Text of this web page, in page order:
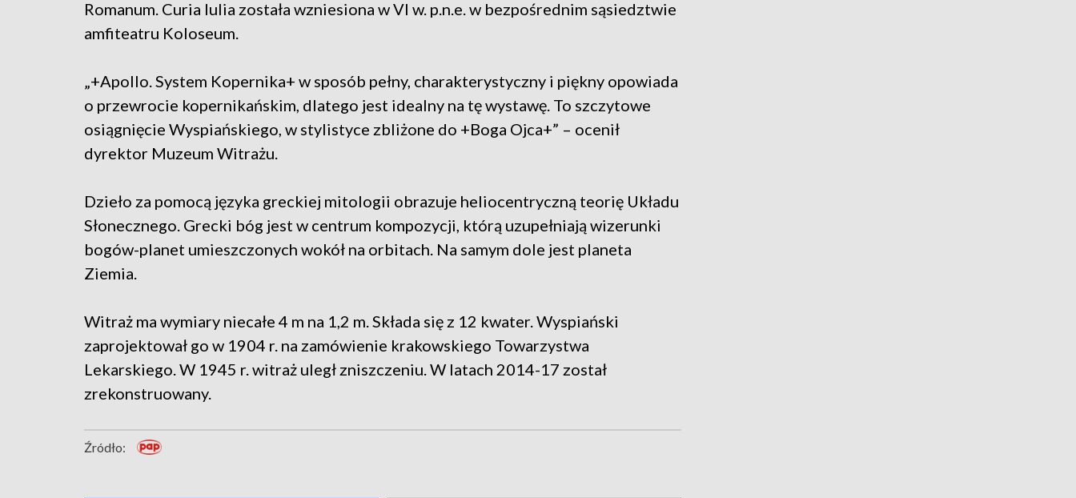
Romanum. Curia Iulia została wzniesiona w VI w. p.n.e. w bezpośrednim sąsiedztwie
amfiteatru Koloseum.
„+Apollo. System Kopernika+ w sposób pełny, charakterystyczny i piękny opowiada
o przewrocie kopernikańskim, dlatego jest idealny na tę wystawę. To szczytowe
osiągnięcie Wyspiańskiego, w stylistyce zbliżone do +Boga Ojca+” – ocenił
dyrektor Muzeum Witrażu.
Dzieło za pomocą języka greckiej mitologii obrazuje heliocentryczną teorię Układu
Słonecznego. Grecki bóg jest w centrum kompozycji, którą uzupełniają wizerunki
bogów-planet umieszczonych wokół na orbitach. Na samym dole jest planeta
Ziemia.
Witraż ma wymiary niecałe 4 m na 1,2 m. Składa się z 12 kwater. Wyspiański
zaprojektował go w 1904 r. na zamówienie krakowskiego Towarzystwa
Lekarskiego. W 1945 r. witraż uległ zniszczeniu. W latach 2014-17 został
zrekonstruowany.
Źródło: